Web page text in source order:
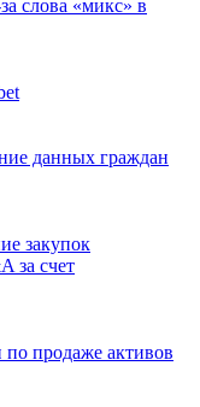
слова «микс» в
данных граждан
закупок
за счет
продаже активов